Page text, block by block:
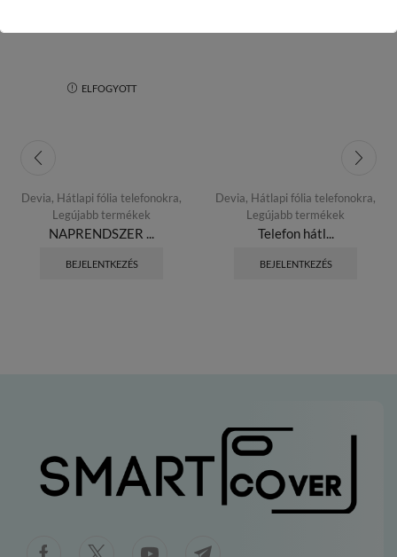
ELFOGYOTT
Devia, Hátlapi fólia telefonokra,
Legújabb termékek
NAPRENDSZER ...
BEJELENTKEZÉS
Devia, Hátlapi fólia telefonokra,
Legújabb termékek
Telefon hátl...
BEJELENTKEZÉS